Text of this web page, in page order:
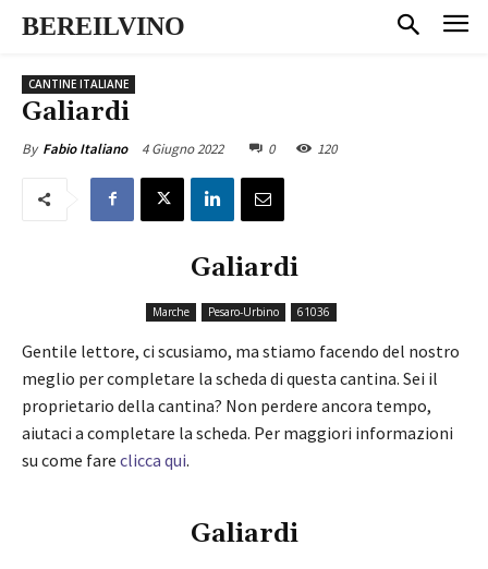
BEREILVINO
CANTINE ITALIANE
Galiardi
By Fabio Italiano 4 Giugno 2022 0 120
Galiardi
Marche Pesaro-Urbino 61036
Gentile lettore, ci scusiamo, ma stiamo facendo del nostro
meglio per completare la scheda di questa cantina. Sei il
proprietario della cantina? Non perdere ancora tempo,
aiutaci a completare la scheda. Per maggiori informazioni
su come fare clicca qui.
Galiardi